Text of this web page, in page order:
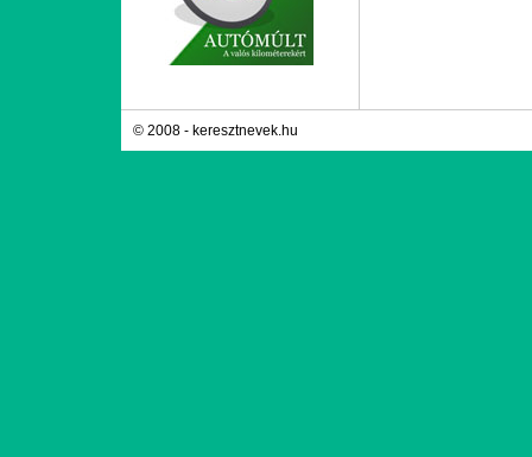
© 2008 - keresztnevek.hu